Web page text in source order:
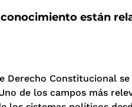
conocimiento están
Derecho Constitucional
de los campos más